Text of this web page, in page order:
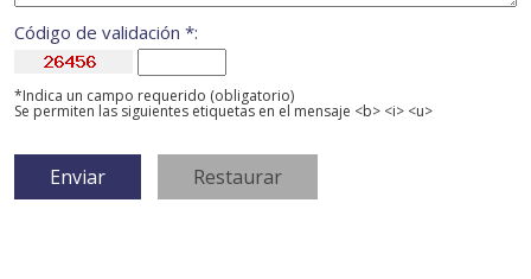
Código de validación *:
*Indica un campo requerido (obligatorio)
Se permiten las siguientes etiquetas en el mensaje <b> <i> <u>